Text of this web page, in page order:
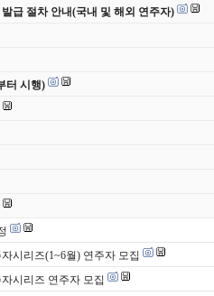
급 절차 안내(국내 및 해외 연주자)
터 시행)
시리즈(1~6월) 연주자 모집
시리즈 연주자 모집